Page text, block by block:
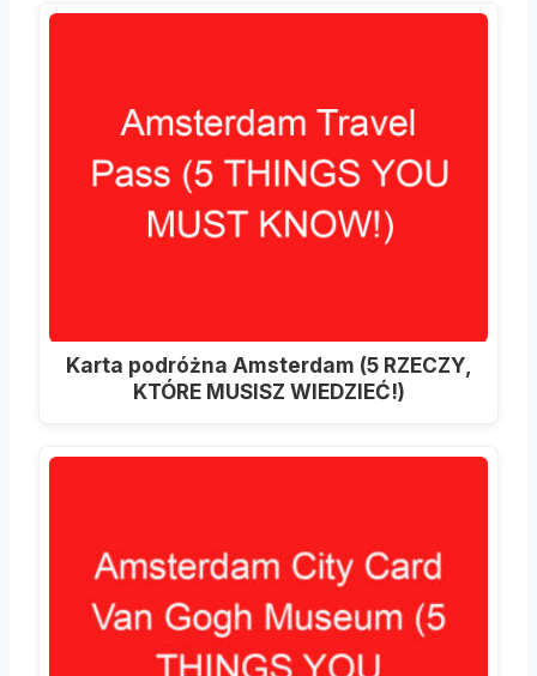
Karta podróżna Amsterdam (5 RZECZY,
KTÓRE MUSISZ WIEDZIEĆ!)